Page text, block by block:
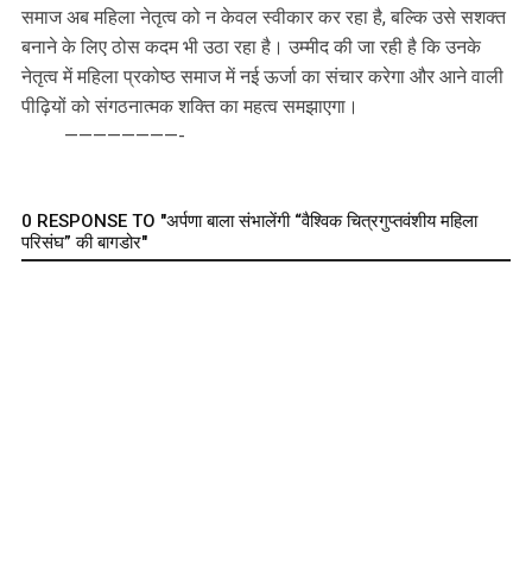
समाज अब महिला नेतृत्व को न केवल स्वीकार कर रहा है, बल्कि उसे सशक्त
बनाने के लिए ठोस कदम भी उठा रहा है। उम्मीद की जा रही है कि उनके
नेतृत्व में महिला प्रकोष्ठ समाज में नई ऊर्जा का संचार करेगा और आने वाली
पीढ़ियों को संगठनात्मक शक्ति का महत्व समझाएगा।
————————-
0 RESPONSE TO "अर्पणा बाला संभालेंगी “वैश्विक चित्रगुप्तवंशीय महिला
परिसंघ” की बागडोर"